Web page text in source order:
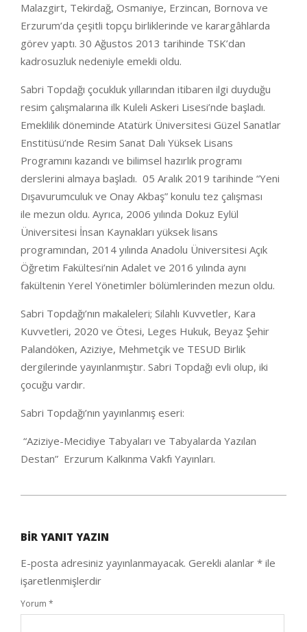
Malazgirt, Tekirdağ, Osmaniye, Erzincan, Bornova ve
Erzurum’da çeşitli topçu birliklerinde ve karargâhlarda
görev yaptı. 30 Ağustos 2013 tarihinde TSK’dan
kadrosuzluk nedeniyle emekli oldu.
Sabri Topdağı çocukluk yıllarından itibaren ilgi duyduğu
resim çalışmalarına ilk Kuleli Askeri Lisesi’nde başladı.
Emeklilik döneminde Atatürk Üniversitesi Güzel Sanatlar
Enstitüsü’nde Resim Sanat Dalı Yüksek Lisans
Programını kazandı ve bilimsel hazırlık programı
derslerini almaya başladı. 05 Aralık 2019 tarihinde “Yeni
Dışavurumculuk ve Onay Akbaş” konulu tez çalışması
ile mezun oldu. Ayrıca, 2006 yılında Dokuz Eylül
Üniversitesi İnsan Kaynakları yüksek lisans
programından, 2014 yılında Anadolu Üniversitesi Açık
Öğretim Fakültesi’nin Adalet ve 2016 yılında aynı
fakültenin Yerel Yönetimler bölümlerinden mezun oldu.
Sabri Topdağı’nın makaleleri; Silahlı Kuvvetler, Kara
Kuvvetleri, 2020 ve Ötesi, Leges Hukuk, Beyaz Şehir
Palandöken, Aziziye, Mehmetçik ve TESUD Birlik
dergilerinde yayınlanmıştır. Sabri Topdağı evli olup, iki
çocuğu vardır.
Sabri Topdağı’nın yayınlanmış eseri:
“Aziziye-Mecidiye Tabyaları ve Tabyalarda Yazılan
Destan” Erzurum Kalkınma Vakfı Yayınları.
05
BIR YANIT YAZIN
E-posta adresiniz yayınlanmayacak. Gerekli alanlar * ile
işaretlenmişlerdir
Yorum *